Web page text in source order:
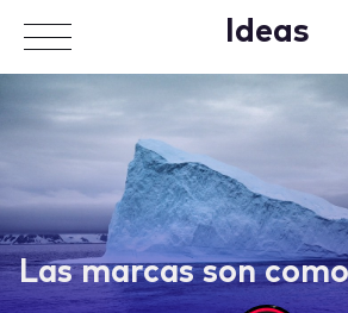
Ideas
Las marcas son
APPROACH
WORKS